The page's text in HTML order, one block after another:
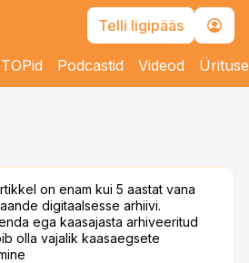
Telli ligipääs
TOPid Podcastid Videod
on enam kui 5 aastat vana
digitaalsesse arhiivi.
ega kaasajasta arhiveeritud
olla vajalik kaasaegsete